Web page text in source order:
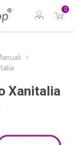
0
Xanitalia